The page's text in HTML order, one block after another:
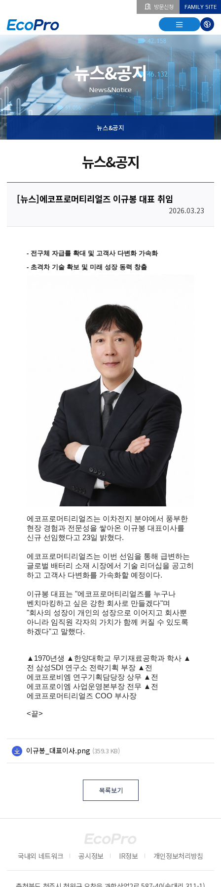
방문신청 FAMILY SITE
열기
열기
다국어
열기
뉴스&공지
News&Notice
뉴스&공지
뉴스&공지
[뉴스]에코프로머티리얼즈 이규봉 대표 취임
2026.03.23
- 전구체 자급률 확대 및 고객사 다변화 가속화
- 초격차 기술 확보 및 미래 성장 동력 창출
에코프로머티리얼즈는 이차전지 분야에서 풍부한
현장 경험과 전문성을 쌓아온 이규봉 대표이사를
신규 선임했다고 23일 밝혔다.
에코프로머티리얼즈는 이번 선임을 통해 급변하는
글로벌 배터리 소재 시장에서 기술 리더십을 공고히
하고 고객사 다변화를 가속화할 예정이다.
이규봉 대표는 "에코프로머티리얼즈를 누구나
벤치마킹하고 싶은 강한 회사로 만들겠다"며
"회사의 성장이 개인의 성장으로 이어지고 회사뿐
아니라 임직원 각자의 가치가 함께 커질 수 있도록
하겠다"고 말했다.
▲1970년생 ▲한양대학교 무기재료공학과 학사 ▲
전 삼성SDI 연구소 전략기획 부장 ▲전
에코프로비엠 연구기획담당장 상무 ▲전
에코프로이엠 사업운영본부장 전무 ▲전
에코프로머티리얼즈 COO 부사장
<끝>
이규봉_대표이사.png (359.3 KB)
목록보기
국내외 네트워크 공시정보 IR정보 개인정보처리방침